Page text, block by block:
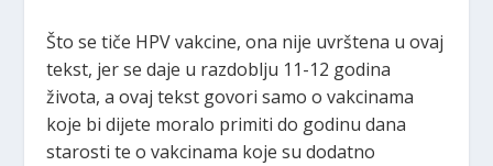
Što se tiče HPV vakcine, ona nije uvrštena u ovaj
tekst, jer se daje u razdoblju 11-12 godina
života, a ovaj tekst govori samo o vakcinama
koje bi dijete moralo primiti do godinu dana
starosti te o vakcinama koje su dodatno